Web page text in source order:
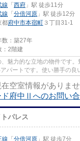
線 「 西府 」駅 徒歩11分
線 「 分倍河原 」駅 徒歩12分
都府中市本宿町 ３丁目31-1
数：築27年
：2階建
魅力的な立地の物件です
パートです。使い勝手の良
空室情報がありませ
ド府中Ⅱへのお問い
パレス
線 「 分倍河原 」駅 徒歩7分